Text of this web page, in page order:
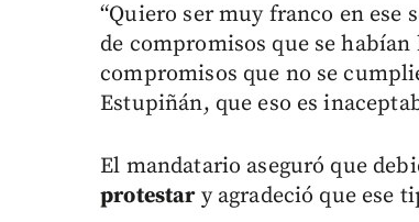
“Quiero ser muy franco en ese
de compromisos que se
compromisos que no se
Estupiñán, que eso es
El mandatario aseguró que
protestary agradeció que ese